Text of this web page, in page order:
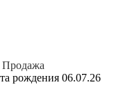
Продажа
рождения 06.07.26